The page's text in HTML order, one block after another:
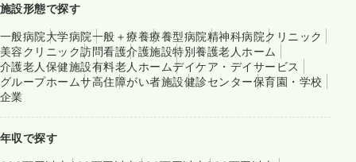
施設形態で探す
一般病院大学病院一般＋療養療養型病院精神科病院クリニック
美容クリニック訪問看護介護施設特別養護老人ホーム
介護老人保健施設有料老人ホームデイケア・デイサービス
グループホームサ高住障がい者施設健診センター保育園・学校
企業
年収で探す